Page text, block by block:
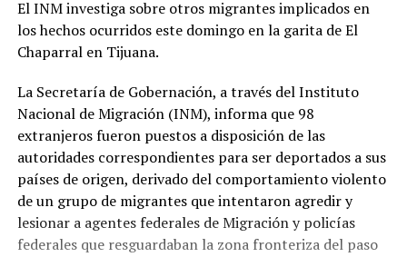
El INM investiga sobre otros migrantes implicados en
los hechos ocurridos este domingo en la garita de El
Chaparral en Tijuana.
La Secretaría de Gobernación, a través del Instituto
Nacional de Migración (INM), informa que 98
extranjeros fueron puestos a disposición de las
autoridades correspondientes para ser deportados a sus
países de origen, derivado del comportamiento violento
de un grupo de migrantes que intentaron agredir y
lesionar a agentes federales de Migración y policías
federales que resguardaban la zona fronteriza del paso